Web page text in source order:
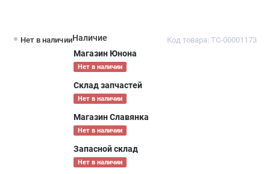
Нет в наличии Код товара: ТС-00001173
Наличие
Магазин Юнона
Нет в наличии
Склад запчастей
Нет в наличии
Магазин Славянка
Нет в наличии
Запасной склад
Нет в наличии